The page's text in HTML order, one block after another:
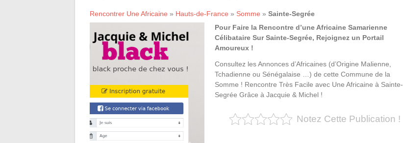
Rencontrer Une Africaine » Hauts-de-France » Somme » Sainte-Segrée
Pour Faire la Rencontre d’une Africaine Samarienne
Célibataire Sur Sainte-Segrée, Rejoignez un Portail
Amoureux !
Consultez les Annonces d’Africaines (d’Origine Malienne,
Tchadienne ou Sénégalaise …) de cette Commune de la
Somme ! Rencontre Très Facile avec Une Africaine à Sainte-
Segrée Grâce à Jacquie & Michel !
Notez Cette Publication !